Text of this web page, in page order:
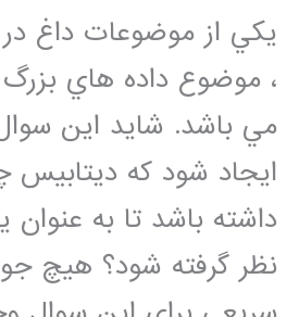
يكي از موضوعات داغ در
مي باشد. شايد اين
ايجاد شود كه ديتابيس
نظر گرفته شود؟ هيچ